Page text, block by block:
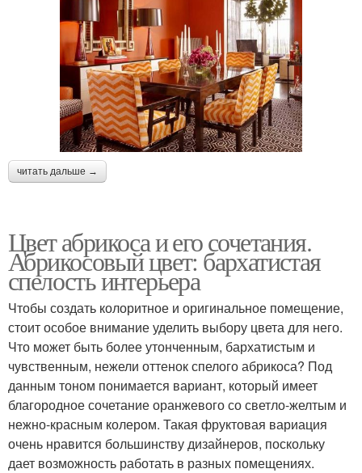
читать дальше →
Цвет абрикоса и его сочетания.
Абрикосовый цвет: бархатистая
спелость интерьера
Чтобы создать колоритное и оригинальное помещение,
стоит особое внимание уделить выбору цвета для него.
Что может быть более утонченным, бархатистым и
чувственным, нежели оттенок спелого абрикоса? Под
данным тоном понимается вариант, который имеет
благородное сочетание оранжевого со светло-желтым и
нежно-красным колером. Такая фруктовая вариация
очень нравится большинству дизайнеров, поскольку
дает возможность работать в разных помещениях.